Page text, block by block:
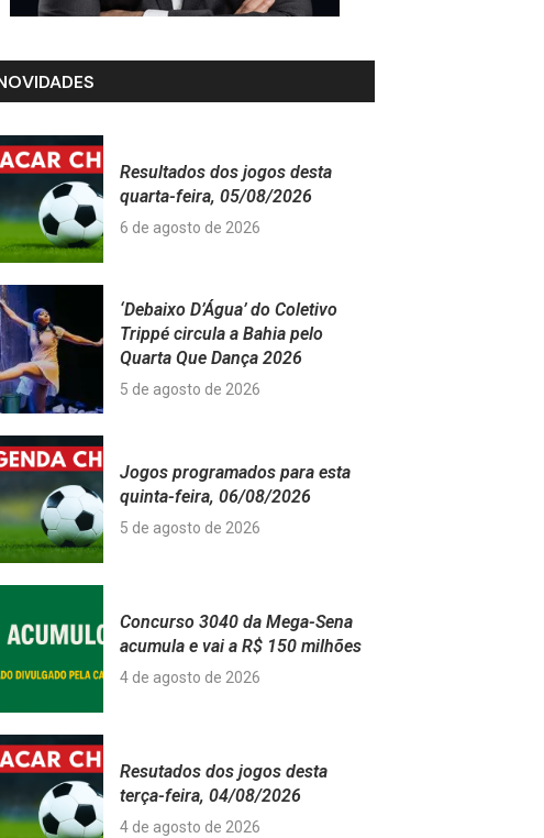
Resultados dos jogos desta
quarta-feira, 05/08/2026
6 de agosto de 2026
‘Debaixo D’Água’ do Coletivo
Trippé circula a Bahia pelo
Quarta Que Dança 2026
5 de agosto de 2026
Jogos programados para esta
quinta-feira, 06/08/2026
5 de agosto de 2026
Concurso 3040 da Mega-Sena
acumula e vai a R$ 150 milhões
4 de agosto de 2026
Resutados dos jogos desta
terça-feira, 04/08/2026
4 de agosto de 2026